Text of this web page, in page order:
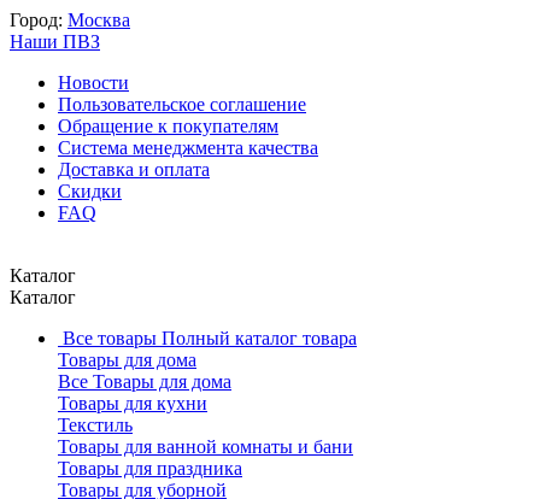
Город: Москва
Наши ПВЗ
Новости
Пользовательское соглашение
Обращение к покупателям
Система менеджмента качества
Доставка и оплата
Скидки
FAQ
Каталог
Каталог
Все товары Полный каталог товара
Товары для дома
Все Товары для дома
Товары для кухни
Текстиль
Товары для ванной комнаты и бани
Товары для праздника
Товары для уборной